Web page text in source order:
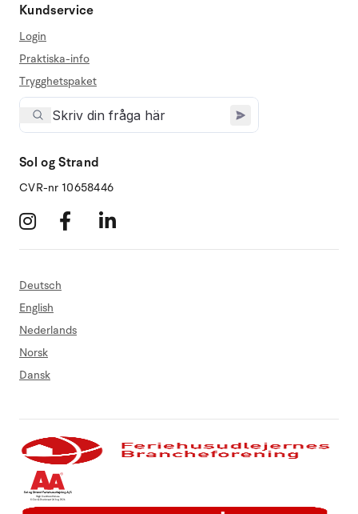
Kundservice
Login
Praktiska-info
Trygghetspaket
Sol og Strand
CVR-nr 10658446
Deutsch
English
Nederlands
Norsk
Dansk